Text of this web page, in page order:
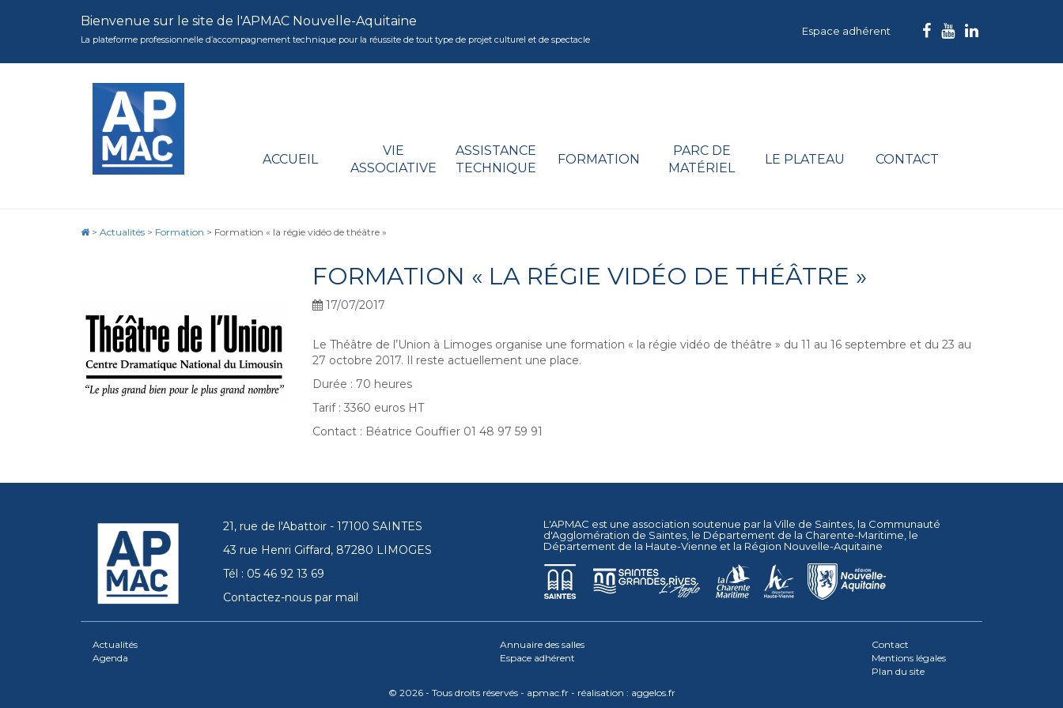
Bienvenue sur le site de l'APMAC Nouvelle-Aquitaine
La plateforme professionnelle d’accompagnement technique pour la réussite de tout type de projet culturel et de spectacle
Espace adhérent
ACCUEIL
VIE
ASSOCIATIVE
ASSISTANCE
TECHNIQUE
FORMATION
PARC DE
MATÉRIEL
LE PLATEAU CONTACT
> Actualités > Formation > Formation « la régie vidéo de théâtre »
FORMATION « LA RÉGIE VIDÉO DE THÉÂTRE »
17/07/2017
Le Théâtre de l’Union à Limoges organise une formation « la régie vidéo de théâtre » du 11 au 16 septembre et du 23 au
27 octobre 2017. Il reste actuellement une place.
Durée : 70 heures
Tarif : 3360 euros HT
Contact : Béatrice Gouffier 01 48 97 59 91
21, rue de l'Abattoir - 17100 SAINTES
43 rue Henri Giffard, 87280 LIMOGES
Tél : 05 46 92 13 69
Contactez-nous par mail
L'APMAC est une association soutenue par la Ville de Saintes , la Communauté
d'Agglomération de Saintes , le Département de la Charente-Maritime , le
Département de la Haute-Vienne et la Région Nouvelle-Aquitaine
Actualités
Agenda
Annuaire des salles
Espace adhérent
Contact
Mentions légales
Plan du site
© 2026 - Tous droits réservés - apmac.fr - réalisation : aggelos.fr